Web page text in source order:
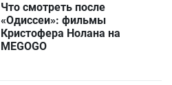
Что смотреть после
«Одиссеи»: фильмы
Кристофера Нолана на
MEGOGO